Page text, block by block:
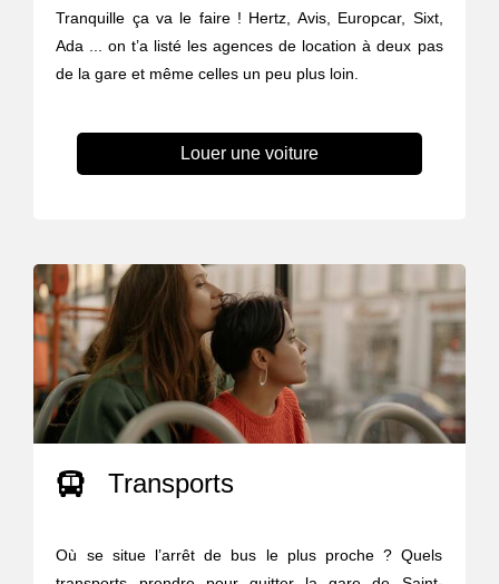
Tranquille ça va le faire ! Hertz, Avis, Europcar, Sixt,
Ada ... on t’a listé les agences de location à deux pas
de la gare et même celles un peu plus loin.
Louer une voiture
Transports
Où se situe l’arrêt de bus le plus proche ? Quels